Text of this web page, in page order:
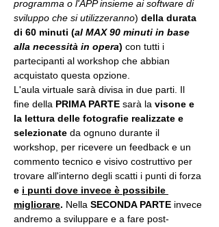
programma o l'APP insieme ai software di
sviluppo che si utilizzeranno) della durata
di 60 minuti (al MAX 90 minuti in base
alla necessità in opera) con tutti i
partecipanti al workshop che abbian
acquistato questa opzione.
L'aula virtuale sarà divisa in due parti. Il
fine della PRIMA PARTE sarà la visone e
la lettura delle fotografie realizzate e
selezionate da ognuno durante il
workshop, per ricevere un feedback e un
commento tecnico e visivo costruttivo per
trovare all'interno degli scatti i punti di forza
e i punti dove invece è possibile
migliorare. Nella SECONDA PARTE invece
andremo a sviluppare e a fare post-